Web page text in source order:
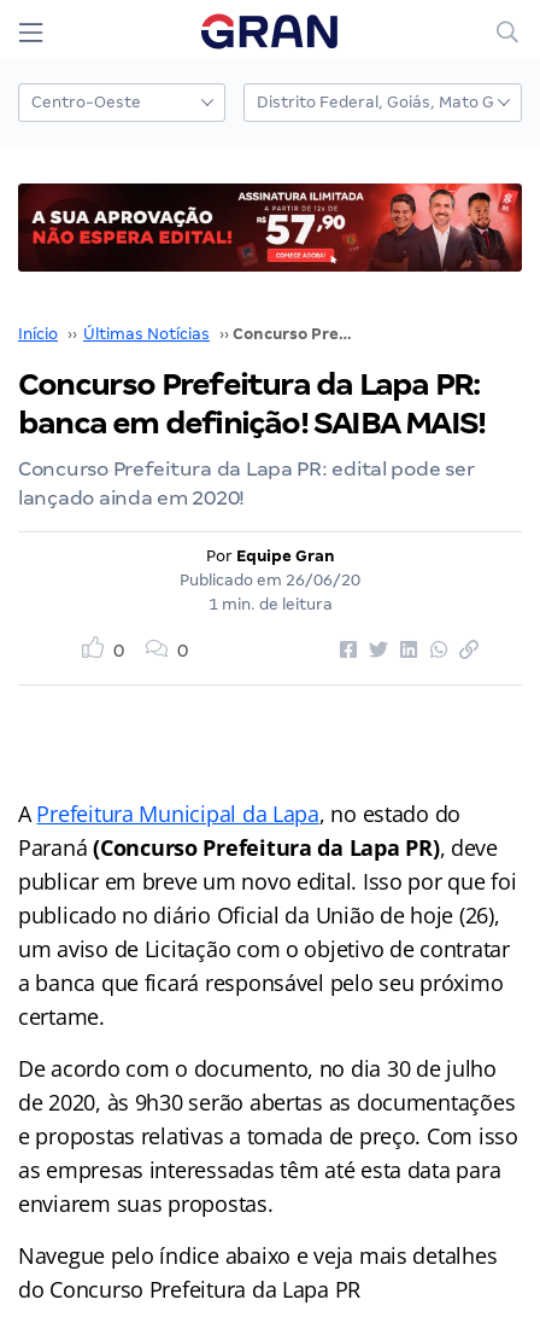
Início ›› Últimas Notícias ›› Concurso Prefeitura da Lapa PR: banca em definição! SAIBA MAIS!
Concurso Prefeitura da Lapa PR:
banca em definição! SAIBA MAIS!
Concurso Prefeitura da Lapa PR: edital pode ser
lançado ainda em 2020!
Por Equipe Gran
Publicado em 26/06/20
1 min. de leitura
0 0
APrefeitura Municipal da Lapa, no estado do
Paraná(Concurso Prefeitura da Lapa PR), deve
publicar em breve um novo edital. Isso por que foi
publicado no diário Oficial da União de hoje (26),
um aviso de Licitação com o objetivo de contratar
a banca que ficará responsável pelo seu próximo
certame.
De acordo com o documento, no dia 30 de julho
de 2020, às 9h30 serão abertas as documentações
e propostas relativas a tomada de preço. Com isso
as empresas interessadas têm até esta data para
enviarem suas propostas.
Navegue pelo índice abaixo e veja mais detalhes
do Concurso Prefeitura da Lapa PR